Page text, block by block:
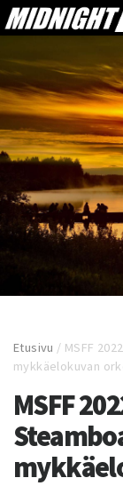
Etusivu / MSFF
mykkäelokuvan
MSFF